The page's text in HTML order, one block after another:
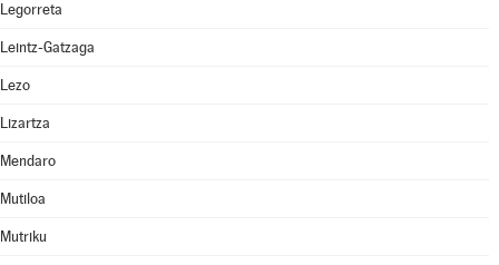
Legorreta
Leintz-Gatzaga
Lezo
Lizartza
Mendaro
Mutiloa
Mutriku